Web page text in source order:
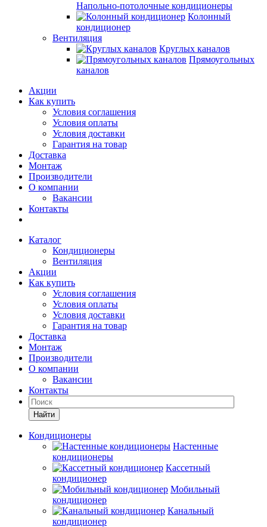
Напольно-потолочные кондиционеры
Колонный
кондиционер
Вентиляция
Круглых каналов
Прямоугольных
каналов
Акции
Как купить
Условия соглашения
Условия оплаты
Условия доставки
Гарантия на товар
Доставка
Монтаж
Производители
О компании
Вакансии
Контакты
Каталог
Кондиционеры
Вентиляция
Акции
Как купить
Условия соглашения
Условия оплаты
Условия доставки
Гарантия на товар
Доставка
Монтаж
Производители
О компании
Вакансии
Контакты
Кондиционеры
Настенные
кондиционеры
Кассетный
кондиционер
Мобильный
кондиционер
Канальный
кондиционер